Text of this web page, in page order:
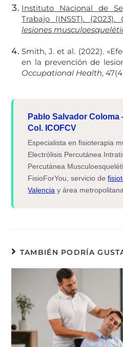
Instituto Nacional de
Trabajo (INSST). (2023).
lesiones
Smith, J. et al. (2022).
en la prevención de
Occupational Health,
Pablo Salvador
Col. ICOFCV
Especialista en fisioterapia
Electrólisis Percutánea
Percutánea
FisioForYou, servicio de
Valencia y área metropolitana.
TAMBIÉN PODRÍA